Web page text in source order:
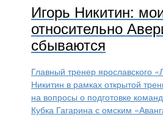
Игорь Никитин:
относительно
сбываются
Главный тренер ярославского
Никитин в рамках открытой
на вопросы о подготовке
Кубка Гагарина с омским